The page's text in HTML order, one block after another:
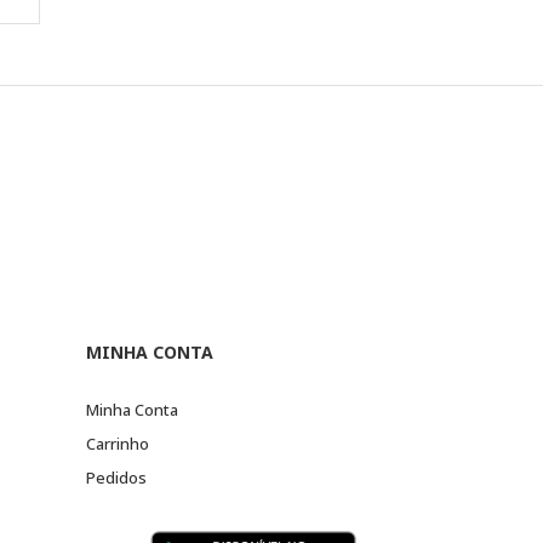
MINHA CONTA
Minha Conta
Carrinho
Pedidos